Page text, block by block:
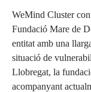
WeMind Cluster
Fundació Mare de
entitat amb una
situació de
Llobregat, la
acompanyant